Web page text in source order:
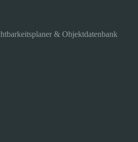
& Objektdatenbank